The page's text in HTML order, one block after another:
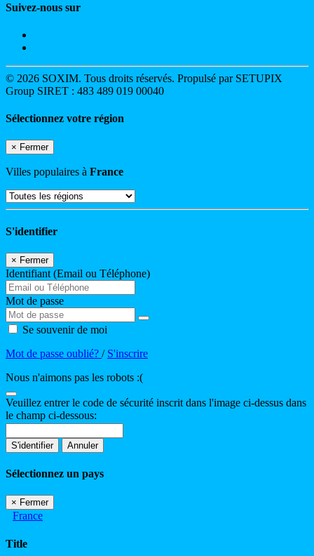
Suivez-nous sur
© 2026 SOXIM. Tous droits réservés. Propulsé par SETUPIX
Group SIRET : 483 489 019 00040
Sélectionnez votre région
× Fermer
Villes populaires à France
S'identifier
× Fermer
Identifiant (Email ou Téléphone)
Mot de passe
Se souvenir de moi
Mot de passe oublié? / S'inscrire
Nous n'aimons pas les robots :(
Veuillez entrer le code de sécurité inscrit dans l'image ci-dessus dans
le champ ci-dessous:
S'identifier Annuler
Sélectionnez un pays
× Fermer
France
Title